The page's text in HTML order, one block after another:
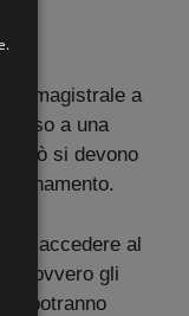
magistrale a
a una
ciò si devono
accedere al
ovvero gli
potranno